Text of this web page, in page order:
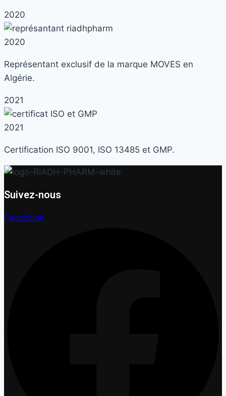
2020
2020
Représentant exclusif de la marque MOVES en
Algérie.
2021
2021
Certification ISO 9001, ISO 13485 et GMP.
Suivez-nous
Facebook